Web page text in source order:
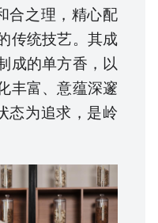
合之理，精心配
传统技艺。其成
成的单方香，以
丰富、意蕴深邃
态为追求，是岭